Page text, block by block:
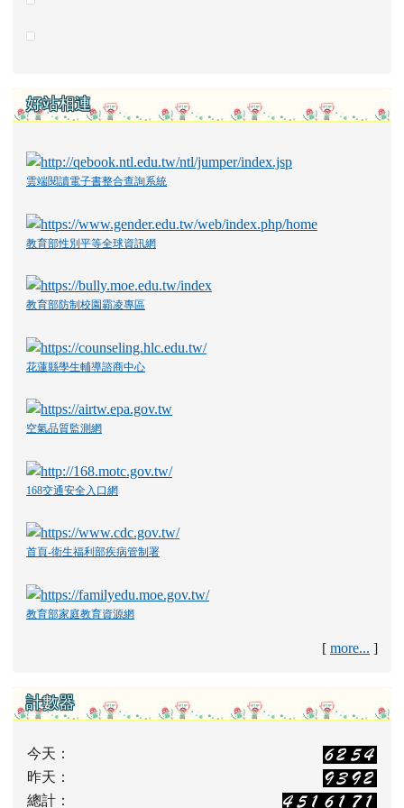
好站相連
雲端閱讀電子書整合查詢系統
教育部性別平等全球資訊網
教育部防制校園霸凌專區
花蓮縣學生輔導諮商中心
空氣品質監測網
168交通安全入口網
首頁-衛生福利部疾病管制署
教育部家庭教育資源網
[ more... ]
計數器
今天：
昨天：
總計：